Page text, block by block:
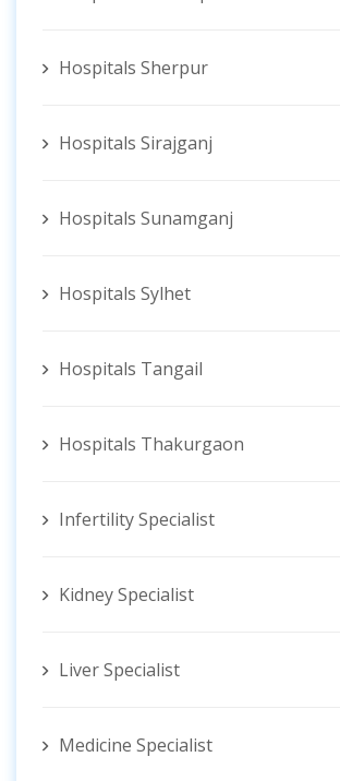
Hospitals Sherpur
Hospitals Sirajganj
Hospitals Sunamganj
Hospitals Sylhet
Hospitals Tangail
Hospitals Thakurgaon
Infertility Specialist
Kidney Specialist
Liver Specialist
Medicine Specialist